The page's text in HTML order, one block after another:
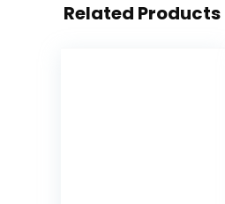
Related Products